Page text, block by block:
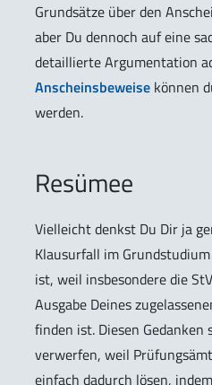
Grundsätze über den
aber Du dennoch auf eine
detaillierte Argumentation
Anscheinsbeweise können
werden.
Resümee
Vielleicht denkst Du Dir ja
Klausurfall im
ist, weil insbesondere die
Ausgabe Deines
finden ist. Diesen
verwerfen, weil
einfach dadurch lösen,